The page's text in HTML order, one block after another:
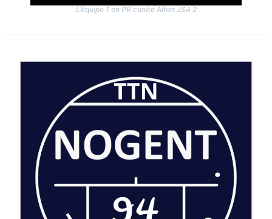
L’équipe 1 en PR contre Alfort JSA 2